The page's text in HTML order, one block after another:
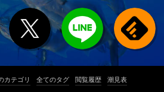
カテゴリ 全てのタグ 閲覧履歴 潮見表